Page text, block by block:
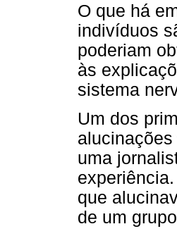
O que há
indivíduos
poderiam
às
sistema
Um dos
uma
que
de um